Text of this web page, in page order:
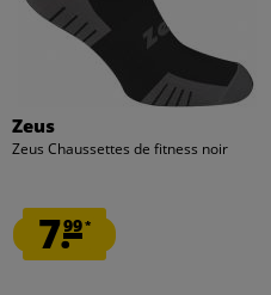
Zeus
Zeus Chaussettes de fitness noir
7.99*